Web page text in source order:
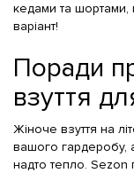
кедами та шортами,
варіант!
Поради
взуття
Жіноче взуття на
вашого гардеробу,
надто тепло. Sezon